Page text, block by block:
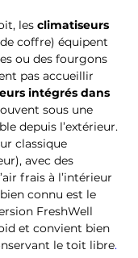
les climatiseurs
coffre) équipent
ou des fourgons
pas accueillir
intégrés dans
sous une
depuis l’extérieur.
classique
avec des
frais à l’intérieur
connu est le
FreshWell
et convient bien
le toit libre.